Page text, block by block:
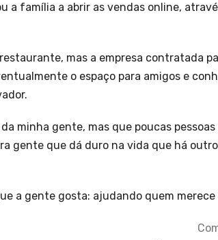
a família a abrir as vendas online,
mas a empresa contratada
o espaço para amigos e
minha gente, mas que poucas
gente que dá duro na vida que há
a gente gosta: ajudando quem merece